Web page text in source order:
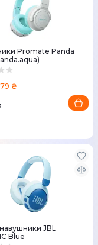
Promate Panda
79 ₴
JBL
Blue